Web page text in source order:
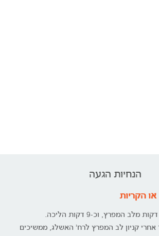
הנחיות הגעה
או הקריות
אחרי קניון לב המפרץ לרח' האשלג, ממשיכים